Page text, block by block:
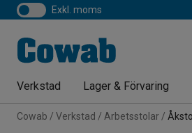
exkl. moms
Verkstad Lager & Förvaring
Cowab Verkstad Arbetsstolar